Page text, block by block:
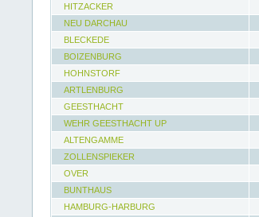
HITZACKER
NEU DARCHAU
BLECKEDE
BOIZENBURG
HOHNSTORF
ARTLENBURG
GEESTHACHT
WEHR GEESTHACHT UP
ALTENGAMME
ZOLLENSPIEKER
OVER
BUNTHAUS
HAMBURG-HARBURG